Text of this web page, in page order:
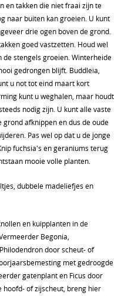
en takken die niet fraai zijn te
naar buiten kan groeien. U kunt
drie ogen boven de grond.
goed vastzetten. Houd wel
stengels groeien. Winterheide
gedrongen blijft. Buddleia,
u not tot eind maart kort
kunt u weghalen, maar houdt
nodig zijn. U kunt alle vaste
afknippen en dus de oude
Pas wel op dat u de jonge
fuchsia's en geraniums terug
mooie volle planten.
dubbele madeliefjes en
en kuipplanten in de
Begonia,
door scheut- of
met gedroogde
gatenplant en Ficus door
hoofd- of zijscheut, breng hier